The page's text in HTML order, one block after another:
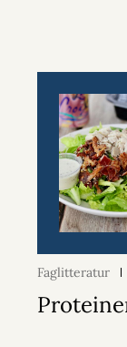
Faglitteratur